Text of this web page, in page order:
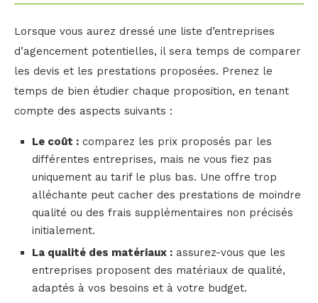
Lorsque vous aurez dressé une liste d’entreprises
d’agencement potentielles, il sera temps de comparer
les devis et les prestations proposées. Prenez le
temps de bien étudier chaque proposition, en tenant
compte des aspects suivants :
Le coût : comparez les prix proposés par les
différentes entreprises, mais ne vous fiez pas
uniquement au tarif le plus bas. Une offre trop
alléchante peut cacher des prestations de moindre
qualité ou des frais supplémentaires non précisés
initialement.
La qualité des matériaux : assurez-vous que les
entreprises proposent des matériaux de qualité,
adaptés à vos besoins et à votre budget.